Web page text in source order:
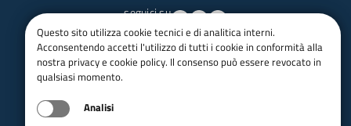
seguici su
Trasparenza
Amministrazione trasparente
Questo sito utilizza cookie tecnici e di analitica interni.
Acconsentendo accetti l'utilizzo di tutti i cookie in conformità alla
nostra privacy e cookie policy. Il consenso può essere revocato in
qualsiasi momento.
Analisi